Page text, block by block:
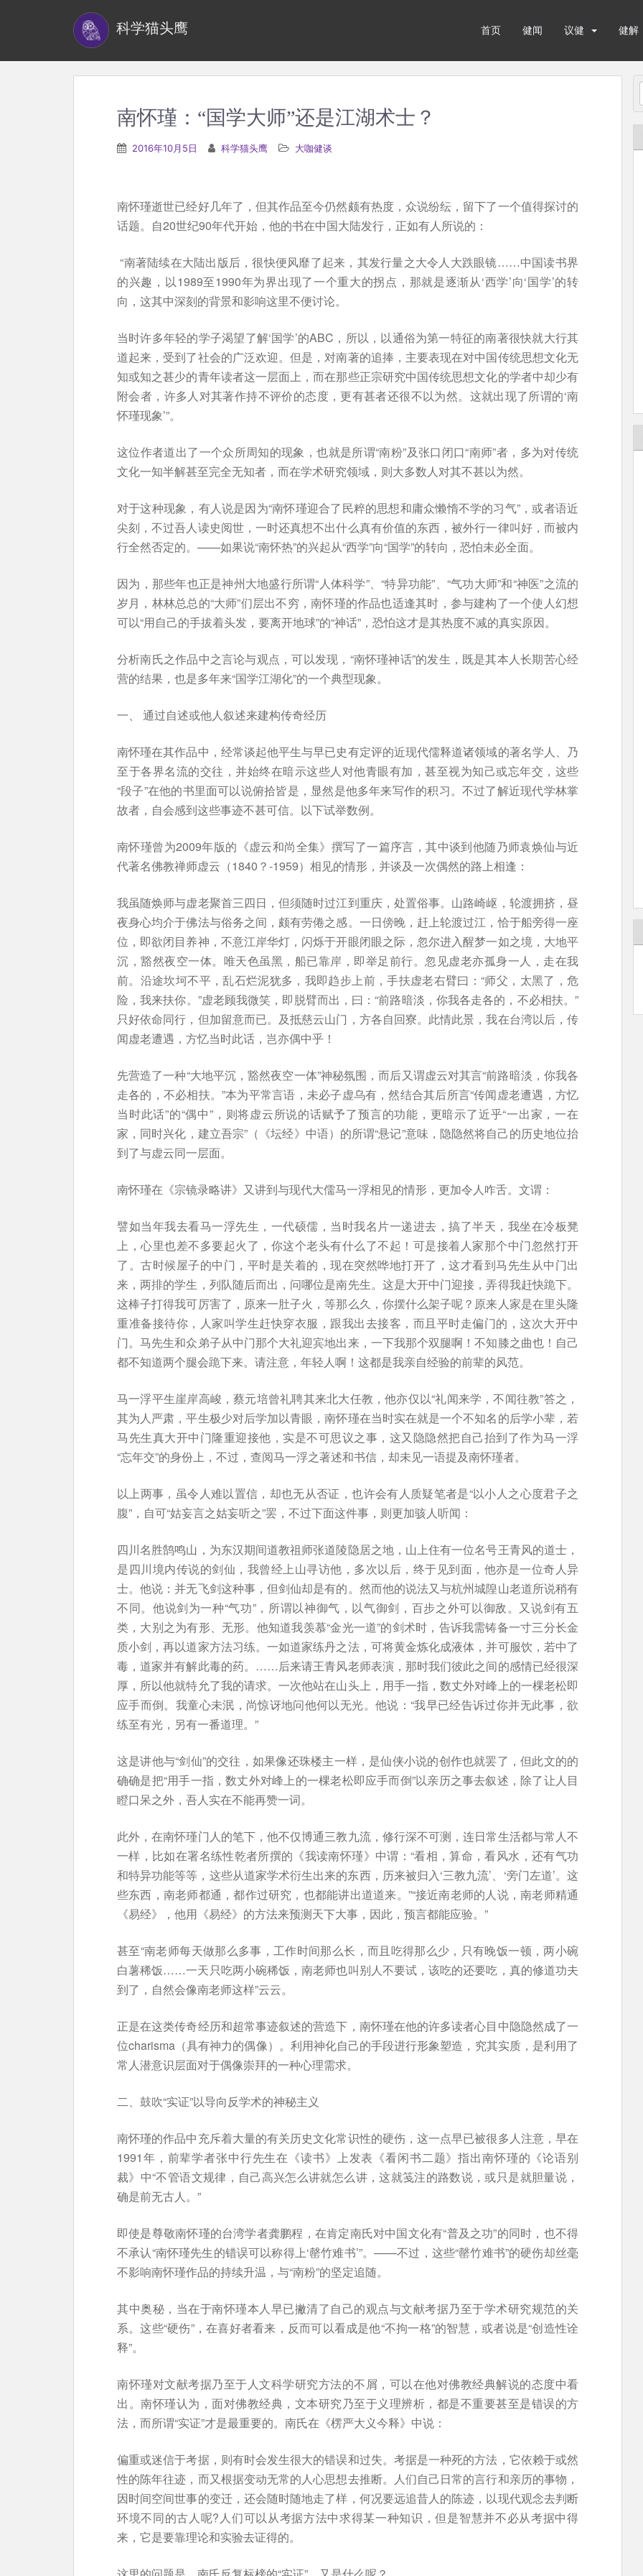
科学猫头鹰 首页 健闻 议健 健解
南怀瑾：“国学大师”还是江湖术士？
2016年10月5日 科学猫头鹰 大咖健谈
南怀瑾逝世已经好几年了，但其作品至今仍然颇有热度，众说纷纭，留下了一个值得探讨的
话题。自20世纪90年代开始，他的书在中国大陆发行，正如有人所说的：
“南著陆续在大陆出版后，很快便风靡了起来，其发行量之大令人大跌眼镜……中国读书界
的兴趣，以1989至1990年为界出现了一个重大的拐点，那就是逐渐从‘西学’向‘国学’的转
向，这其中深刻的背景和影响这里不便讨论。
当时许多年轻的学子渴望了解‘国学’的ABC，所以，以通俗为第一特征的南著很快就大行其
道起来，受到了社会的广泛欢迎。但是，对南著的追捧，主要表现在对中国传统思想文化无
知或知之甚少的青年读者这一层面上，而在那些正宗研究中国传统思想文化的学者中却少有
附会者，许多人对其著作持不评价的态度，更有甚者还很不以为然。这就出现了所谓的‘南
怀瑾现象’”。
这位作者道出了一个众所周知的现象，也就是所谓“南粉”及张口闭口“南师”者，多为对传统
文化一知半解甚至完全无知者，而在学术研究领域，则大多数人对其不甚以为然。
对于这种现象，有人说是因为“南怀瑾迎合了民粹的思想和庸众懒惰不学的习气”，或者语近
尖刻，不过吾人读史阅世，一时还真想不出什么真有价值的东西，被外行一律叫好，而被内
行全然否定的。——如果说“南怀热”的兴起从“西学”向“国学”的转向，恐怕未必全面。
因为，那些年也正是神州大地盛行所谓“人体科学”、“特异功能”、“气功大师”和“神医”之流的
岁月，林林总总的“大师”们层出不穷，南怀瑾的作品也适逢其时，参与建构了一个使人幻想
可以“用自己的手拔着头发，要离开地球”的“神话”，恐怕这才是其热度不减的真实原因。
分析南氏之作品中之言论与观点，可以发现，“南怀瑾神话”的发生，既是其本人长期苦心经
营的结果，也是多年来“国学江湖化”的一个典型现象。
一、 通过自述或他人叙述来建构传奇经历
南怀瑾在其作品中，经常谈起他平生与早已史有定评的近现代儒释道诸领域的著名学人、乃
至于各界名流的交往，并始终在暗示这些人对他青眼有加，甚至视为知己或忘年交，这些
“段子”在他的书里面可以说俯拾皆是，显然是他多年来写作的积习。不过了解近现代学林掌
故者，自会感到这些事迹不甚可信。以下试举数例。
南怀瑾曾为2009年版的《虚云和尚全集》撰写了一篇序言，其中谈到他随乃师袁焕仙与近
代著名佛教禅师虚云（1840？-1959）相见的情形，并谈及一次偶然的路上相逢：
我虽随焕师与虚老聚首三四日，但须随时过江到重庆，处置俗事。山路崎岖，轮渡拥挤，昼
夜身心均介于佛法与俗务之间，颇有劳倦之感。一日傍晚，赶上轮渡过江，恰于船旁得一座
位，即欲闭目养神，不意江岸华灯，闪烁于开眼闭眼之际，忽尔进入醒梦一如之境，大地平
沉，豁然夜空一体。唯天色虽黑，船已靠岸，即举足前行。忽见虚老亦孤身一人，走在我
前。沿途坎坷不平，乱石烂泥犹多，我即趋步上前，手扶虚老右臂曰：“师父，太黑了，危
险，我来扶你。”虚老顾我微笑，即脱臂而出，曰：“前路暗淡，你我各走各的，不必相扶。”
只好依命同行，但加留意而已。及抵慈云山门，方各自回寮。此情此景，我在台湾以后，传
闻虚老遭遇，方忆当时此话，岂亦偶中乎！
先营造了一种“大地平沉，豁然夜空一体”神秘氛围，而后又谓虚云对其言“前路暗淡，你我各
走各的，不必相扶。”本为平常言语，未必子虚乌有，然结合其后所言“传闻虚老遭遇，方忆
当时此话”的“偶中”，则将虚云所说的话赋予了预言的功能，更暗示了近乎“一出家，一在
家，同时兴化，建立吾宗”（《坛经》中语）的所谓“悬记”意味，隐隐然将自己的历史地位抬
到了与虚云同一层面。
南怀瑾在《宗镜录略讲》又讲到与现代大儒马一浮相见的情形，更加令人咋舌。文谓：
譬如当年我去看马一浮先生，一代硕儒，当时我名片一递进去，搞了半天，我坐在冷板凳
上，心里也差不多要起火了，你这个老头有什么了不起！可是接着人家那个中门忽然打开
了。古时候屋子的中门，平时是关着的，现在突然哗地打开了，这才看到马先生从中门出
来，两排的学生，列队随后而出，问哪位是南先生。这是大开中门迎接，弄得我赶快跪下。
这棒子打得我可厉害了，原来一肚子火，等那么久，你摆什么架子呢？原来人家是在里头隆
重准备接待你，人家叫学生赶快穿衣服，跟我出去接客，而且平时走偏门的，这次大开中
门。马先生和众弟子从中门那个大礼迎宾地出来，一下我那个双腿啊！不知膝之曲也！自己
都不知道两个腿会跪下来。请注意，年轻人啊！这都是我亲自经验的前辈的风范。
马一浮平生崖岸高峻，蔡元培曾礼聘其来北大任教，他亦仅以“礼闻来学，不闻往教”答之，
其为人严肃，平生极少对后学加以青眼，南怀瑾在当时实在就是一个不知名的后学小辈，若
马先生真大开中门隆重迎接他，实是不可思议之事，这又隐隐然把自己抬到了作为马一浮
“忘年交”的身份上，不过，查阅马一浮之著述和书信，却未见一语提及南怀瑾者。
以上两事，虽令人难以置信，却也无从否证，也许会有人质疑笔者是“以小人之心度君子之
腹”，自可“姑妄言之姑妄听之”罢，不过下面这件事，则更加骇人听闻：
四川名胜鹄鸣山，为东汉期间道教祖师张道陵隐居之地，山上住有一位名号王青风的道士，
是四川境内传说的剑仙，我曾经上山寻访他，多次以后，终于见到面，他亦是一位奇人异
士。他说：并无飞剑这种事，但剑仙却是有的。然而他的说法又与杭州城隍山老道所说稍有
不同。他说剑为一种“气功”，所谓以神御气，以气御剑，百步之外可以御敌。又说剑有五
类，大别之为有形、无形。他知道我羡慕“金光一道”的剑术时，告诉我需铸备一寸三分长金
质小剑，再以道家方法习练。一如道家练丹之法，可将黄金炼化成液体，并可服饮，若中了
毒，道家并有解此毒的药。……后来请王青风老师表演，那时我们彼此之间的感情已经很深
厚，所以他就特允了我的请求。一次他站在山头上，用手一指，数丈外对峰上的一棵老松即
应手而倒。我童心未泯，尚惊讶地问他何以无光。他说：“我早已经告诉过你并无此事，欲
练至有光，另有一番道理。”
这是讲他与“剑仙”的交往，如果像还珠楼主一样，是仙侠小说的创作也就罢了，但此文的的
确确是把“用手一指，数丈外对峰上的一棵老松即应手而倒”以亲历之事去叙述，除了让人目
瞪口呆之外，吾人实在不能再赞一词。
此外，在南怀瑾门人的笔下，他不仅博通三教九流，修行深不可测，连日常生活都与常人不
一样，比如在署名练性乾者所撰的《我读南怀瑾》中谓：“看相，算命，看风水，还有气功
和特异功能等等，这些从道家学术衍生出来的东西，历来被归入‘三教九流’、‘旁门左道’。这
些东西，南老师都通，都作过研究，也都能讲出道道来。”“接近南老师的人说，南老师精通
《易经》，他用《易经》的方法来预测天下大事，因此，预言都能应验。”
甚至“南老师每天做那么多事，工作时间那么长，而且吃得那么少，只有晚饭一顿，两小碗
白薯稀饭……一天只吃两小碗稀饭，南老师也叫别人不要试，该吃的还要吃，真的修道功夫
到了，自然会像南老师这样”云云。
正是在这类传奇经历和超常事迹叙述的营造下，南怀瑾在他的许多读者心目中隐隐然成了一
位charisma（具有神力的偶像）。利用神化自己的手段进行形象塑造，究其实质，是利用了
常人潜意识层面对于偶像崇拜的一种心理需求。
二、鼓吹“实证”以导向反学术的神秘主义
南怀瑾的作品中充斥着大量的有关历史文化常识性的硬伤，这一点早已被很多人注意，早在
1991年，前辈学者张中行先生在《读书》上发表《看闲书二题》指出南怀瑾的《论语别
裁》中“不管语文规律，自己高兴怎么讲就怎么讲，这就笺注的路数说，或只是就胆量说，
确是前无古人。”
即使是尊敬南怀瑾的台湾学者龚鹏程，在肯定南氏对中国文化有“普及之功”的同时，也不得
不承认“南怀瑾先生的错误可以称得上‘罄竹难书’”。——不过，这些“罄竹难书”的硬伤却丝毫
不影响南怀瑾作品的持续升温，与“南粉”的坚定追随。
其中奥秘，当在于南怀瑾本人早已撇清了自己的观点与文献考据乃至于学术研究规范的关
系。这些“硬伤”，在喜好者看来，反而可以看成是他“不拘一格”的智慧，或者说是“创造性诠
释”。
南怀瑾对文献考据乃至于人文科学研究方法的不屑，可以在他对佛教经典解说的态度中看
出。南怀瑾认为，面对佛教经典，文本研究乃至于义理辨析，都是不重要甚至是错误的方
法，而所谓“实证”才是最重要的。南氏在《楞严大义今释》中说：
偏重或迷信于考据，则有时会发生很大的错误和过失。考据是一种死的方法，它依赖于或然
性的陈年往迹，而又根据变动无常的人心思想去推断。人们自己日常的言行和亲历的事物，
因时间空间世事的变迁，还会随时随地走了样，何况要远追昔人的陈迹，以现代观念去判断
环境不同的古人呢?人们可以从考据方法中求得某一种知识，但是智慧并不必从考据中得
来，它是要靠理论和实验去证得的。